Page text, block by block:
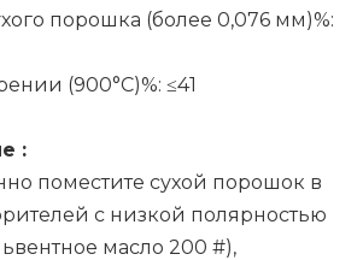
порошка (более 0,076 мм)%:
(900°C)%: ≤41
:
поместите сухой порошок в
с низкой полярностью
масло 200 #),